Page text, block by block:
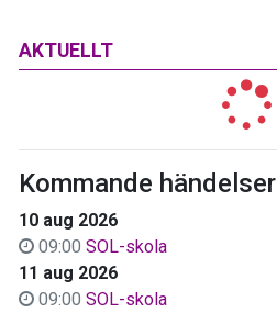
AKTUELLT
Kommande händelser
10 aug 2026
09:00 SOL-skola
11 aug 2026
09:00 SOL-skola